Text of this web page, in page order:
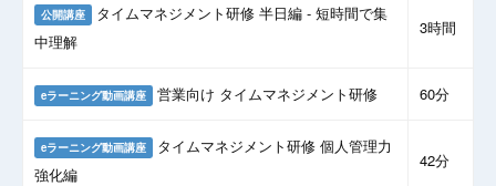
公開講座 タイムマネジメント研修 半日編 - 短時間で集
中理解
3時間
eラーニング動画講座 営業向け タイムマネジメント研修 60分
eラーニング動画講座 タイムマネジメント研修 個人管理力
強化編
42分